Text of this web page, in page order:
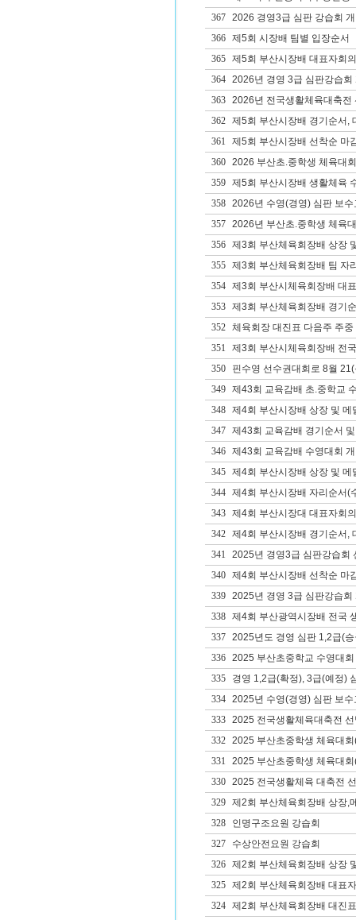
367
2026 경영3급 심판 강습회
366
제5회 시장배 팀별 입장순서
365
제5회 부산시장배 대표자회
364
2026년 경영 3급 심판강습회
363
2026년 전국생활체육대축전
362
제5회 부산시장배 경기순서,
361
제5회 부산시장배 선착순 마
360
2026 부산초.중학생 체육대
359
제5회 부산시장배 생활체육
358
2026년 수영(경영) 심판 보
357
2026년 부산초.중학생 체육
356
제3회 부산체육회장배 상장
355
제3회 부산체육회장배 팀 자
354
제3회 부산시체육회장배 대
353
제3회 부산체육회장배 경기
352
체육회장 대진표 다음주 주중
351
제3회 부산시체육회장배 전
350
핀수영 선수권대회로 8월
349
제43회 교육감배 초.중학교
348
제4회 부산시장배 상장 및 메
347
제43회 교육감배 경기순서
346
제43회 교육감배 수영대회
345
제4회 부산시장배 상장 및 메
344
제4회 부산시장배 자리순서(
343
제4회 부산시장대 대표자회
342
제4회 부산시장배 경기순서,
341
2025년 경영3급 심판강습회
340
제4회 부산시장배 선착순 마
339
2025년 경영 3급 심판강습회
338
제4회 부산광역시장배 전국
337
2025년도 경영 심판 1,2급(
336
2025 부산초중학교 수영대
335
경영 1,2급(확정), 3급(예정)
334
2025년 수영(경영) 심판 보수
333
2025 전국생활체육대축전
332
2025 부산초중학생 체육대
331
2025 부산초중학생 체육대
330
2025 전국생활체육 대축전
329
제2회 부산체육회장배 상장,
328
인명구조요원 강습회
327
수상안전요원 강습회
326
제2회 부산체육회장배 상장
325
제2회 부산체육회장배 대표
324
제2회 부산체육회장배 대진